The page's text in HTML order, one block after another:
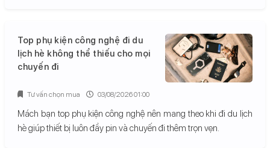
Top phụ kiện công nghệ đi du
lịch hè không thể thiếu cho mọi
chuyến đi
Mách bạn top phụ kiện công nghệ nên mang theo khi đi du lịch
hè giúp thiết bị luôn đầy pin và chuyến đi thêm trọn vẹn.
Tư vấn chọn mua 03/08/2026 01:00